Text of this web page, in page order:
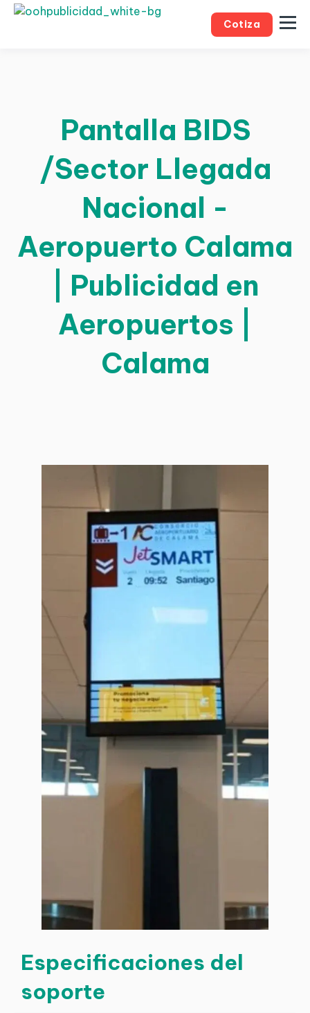
Cotiza
Pantalla BIDS
/Sector Llegada
Nacional -
Aeropuerto Calama
| Publicidad en
Aeropuertos |
Calama
Especificaciones del
soporte